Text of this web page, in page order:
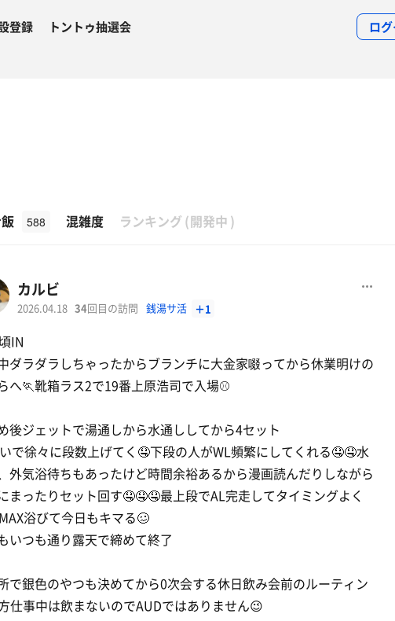
登録 トントゥ抽選会 ロ
588 混雑度 ランキング (開発中 )
カルビ
2026.04.18 34回目の訪問 銭湯サ活 ＋1
IN
ダラダラしちゃったからブランチに大金家啜ってから休業明けの
へ🏃靴箱ラス2で19番上原浩司で入場⚾️
後ジェットで湯通しから水通ししてから4セット
で徐々に段数上げてく🤤下段の人がWL頻繁にしてくれる🤤🤤水
外気浴待ちもあったけど時間余裕あるから漫画読んだりしながら
まったりセット回す🤤🤤🤤最上段でAL完走してタイミングよく
浴びて今日もキマる🥴
いつも通り露天で締めて終了
で銀色のやつも決めてから0次会する休日飲み会前のルーティン
仕事中は飲まないのでAUDではありません😉